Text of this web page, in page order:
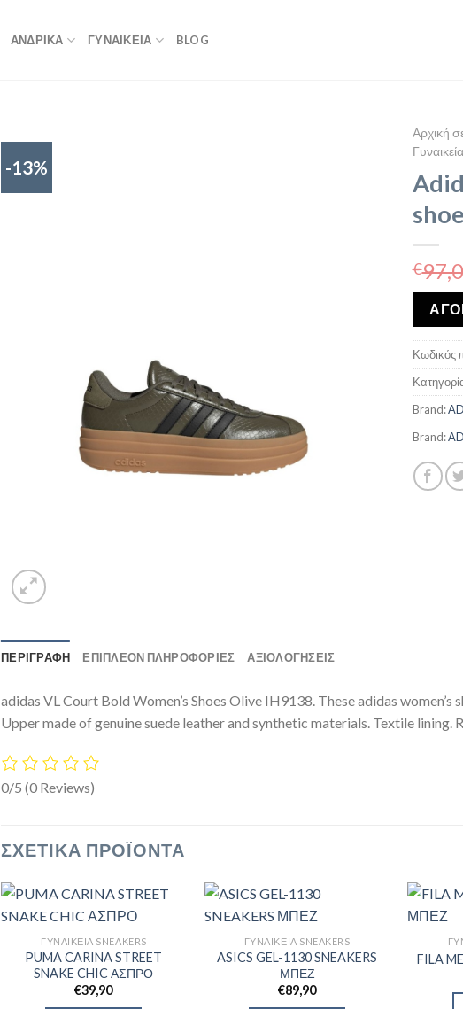
ΑΝΔΡΙΚΑ ΓΥΝΑΙΚΕΙΑ BLOG
-13%
Αρχική
€
Κωδικός
Brand:
Brand:
ΠΕΡΙΓΡΑΦΉ ΕΠΙΠΛΈΟΝ ΠΛΗΡΟΦΟΡΊΕΣ ΑΞΙΟΛΟΓΗΣΕΙΣ
adidas VL Court Bold Women’s Shoes Olive IH9138. These adidas
Upper made of genuine suede leather and synthetic materials. Textile lining.
0/5 (0 Reviews)
ΣΧΕΤΙΚΆ ΠΡΟΪΌΝΤΑ
ΓΥΝΑΙΚΕΊΑ SNEAKERS
PUMA CARINA STREET
SNAKE CHIC ΑΣΠΡΟ
€39,90
ΓΥΝΑΙΚΕΊΑ SNEAKERS
ASICS GEL-1130 SNEAKERS
ΜΠΕΖ
€89,90
FILA